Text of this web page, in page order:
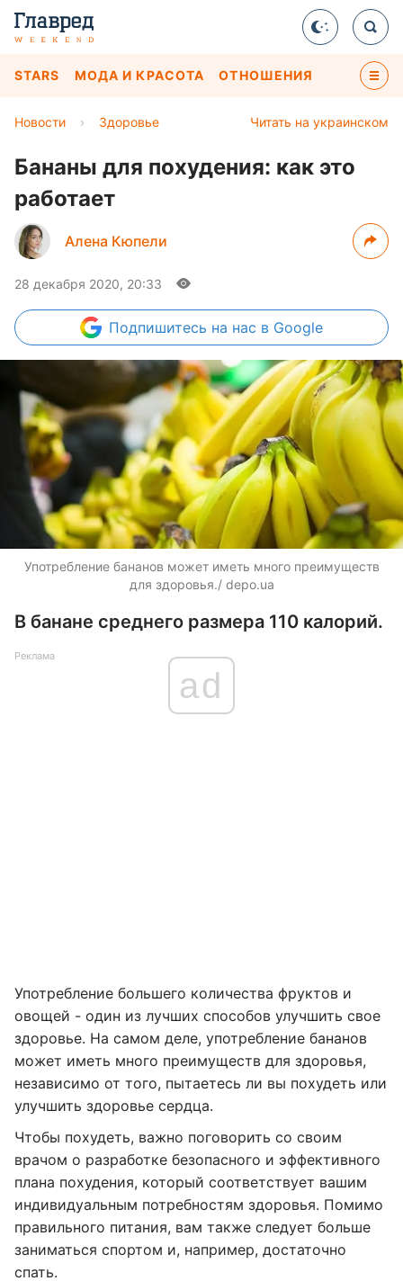
STARS МОДА И КРАСОТА ОТНОШЕНИЯ
Читать на украинском
Новости › Здоровье
Бананы для похудения: как это
работает
Алена Кюпели
28 декабря 2020, 20:33
Подпишитесь на нас в Google
Употребление бананов может иметь много преимуществ
для здоровья./ depo.ua
В банане среднего размера 110 калорий.
Реклама
ad
Употребление большего количества фруктов и
овощей - один из лучших способов улучшить свое
здоровье. На самом деле, употребление бананов
может иметь много преимуществ для здоровья,
независимо от того, пытаетесь ли вы похудеть или
улучшить здоровье сердца.
Чтобы похудеть, важно поговорить со своим
врачом о разработке безопасного и эффективного
плана похудения, который соответствует вашим
индивидуальным потребностям здоровья. Помимо
правильного питания, вам также следует больше
заниматься спортом и, например, достаточно
спать.